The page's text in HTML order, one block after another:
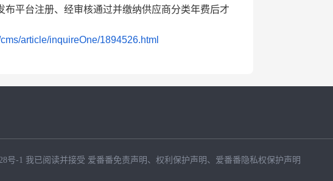
平台注册、经审核通过并缴纳供应商分类年费后才
article/inquireOne/1894526.html
号-1 我已阅读并接受 爱番番免责声明 、 权利保护声明 、 爱番番隐私权保护声明